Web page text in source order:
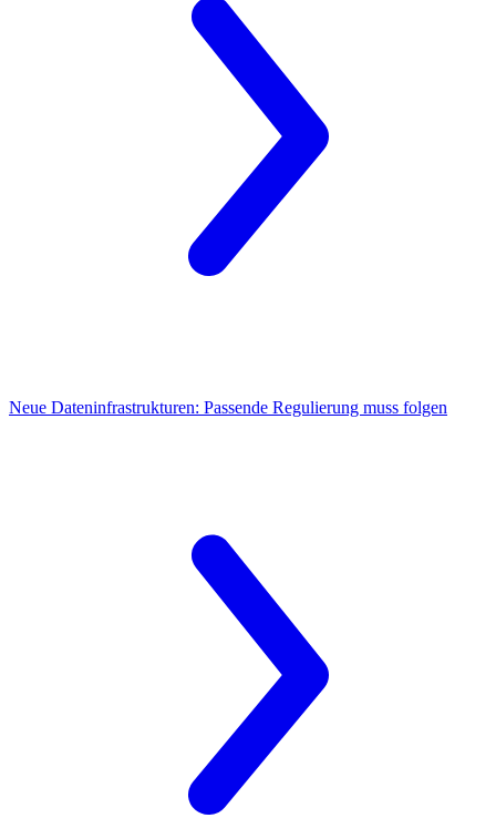
Neue Dateninfrastrukturen: Passende Regulierung muss folgen